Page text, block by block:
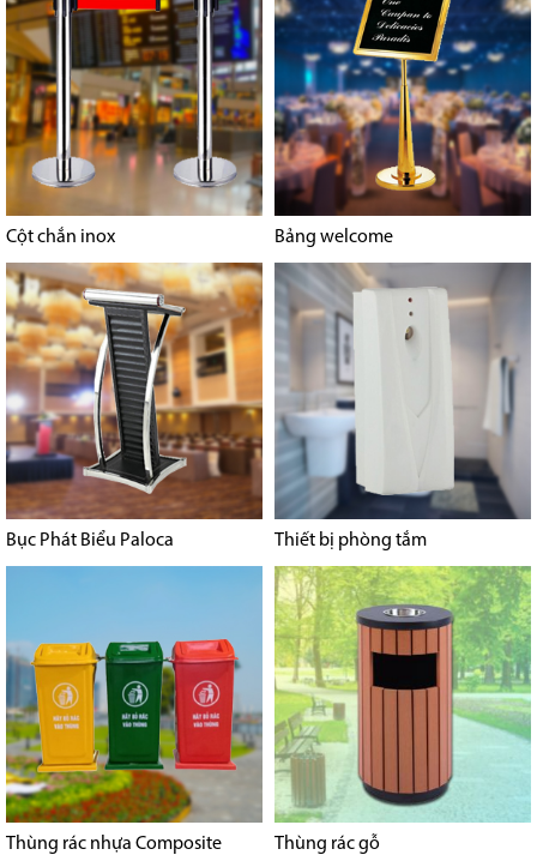
Cột chắn inox Bảng welcome
Bục Phát Biểu Paloca Thiết bị phòng tắm
Thùng rác nhựa Composite Thùng rác gỗ